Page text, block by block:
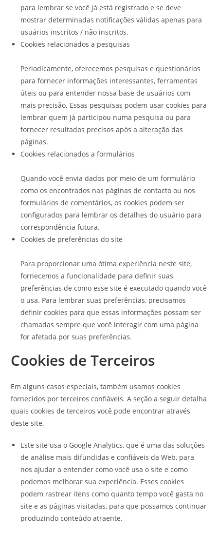
para lembrar se você já está registrado e se deve
mostrar determinadas notificações válidas apenas para
usuários inscritos / não inscritos.
Cookies relacionados a pesquisas
Periodicamente, oferecemos pesquisas e questionários
para fornecer informações interessantes, ferramentas
úteis ou para entender nossa base de usuários com
mais precisão. Essas pesquisas podem usar cookies para
lembrar quem já participou numa pesquisa ou para
fornecer resultados precisos após a alteração das
páginas.
Cookies relacionados a formulários
Quando você envia dados por meio de um formulário
como os encontrados nas páginas de contacto ou nos
formulários de comentários, os cookies podem ser
configurados para lembrar os detalhes do usuário para
correspondência futura.
Cookies de preferências do site
Para proporcionar uma ótima experiência neste site,
fornecemos a funcionalidade para definir suas
preferências de como esse site é executado quando você
o usa. Para lembrar suas preferências, precisamos
definir cookies para que essas informações possam ser
chamadas sempre que você interagir com uma página
for afetada por suas preferências.
Cookies de Terceiros
Em alguns casos especiais, também usamos cookies
fornecidos por terceiros confiáveis. A seção a seguir detalha
quais cookies de terceiros você pode encontrar através
deste site.
Este site usa o Google Analytics, que é uma das soluções
de análise mais difundidas e confiáveis da Web, para
nos ajudar a entender como você usa o site e como
podemos melhorar sua experiência. Esses cookies
podem rastrear itens como quanto tempo você gasta no
site e as páginas visitadas, para que possamos continuar
produzindo conteúdo atraente.